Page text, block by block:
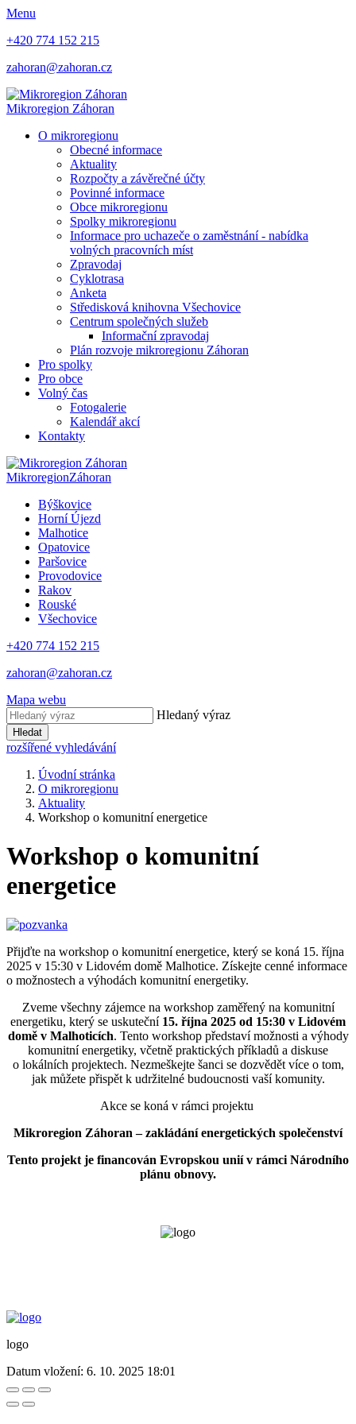
Menu
+420 774 152 215
zahoran@zahoran.cz
Mikroregion Záhoran
O mikroregionu
Obecné informace
Aktuality
Rozpočty a závěrečné účty
Povinné informace
Obce mikroregionu
Spolky mikroregionu
Informace pro uchazeče o zaměstnání - nabídka
volných pracovních míst
Zpravodaj
Cyklotrasa
Anketa
Středisková knihovna Všechovice
Centrum společných služeb
Informační zpravodaj
Plán rozvoje mikroregionu Záhoran
Pro spolky
Pro obce
Volný čas
Fotogalerie
Kalendář akcí
Kontakty
MikroregionZáhoran
Býškovice
Horní Újezd
Malhotice
Opatovice
Paršovice
Provodovice
Rakov
Rouské
Všechovice
+420 774 152 215
zahoran@zahoran.cz
Mapa webu
Hledaný výraz
Hledat
rozšířené vyhledávání
Úvodní stránka
O mikroregionu
Aktuality
Workshop o komunitní energetice
Workshop o komunitní
energetice
Přijďte na workshop o komunitní energetice, který se koná 15. října
2025 v 15:30 v Lidovém domě Malhotice. Získejte cenné informace
o možnostech a výhodách komunitní energetiky.
Zveme všechny zájemce na workshop zaměřený na komunitní
energetiku, který se uskuteční 15. října 2025 od 15:30 v Lidovém
domě v Malhoticích. Tento workshop představí možnosti a výhody
komunitní energetiky, včetně praktických příkladů a diskuse
o lokálních projektech. Nezmeškejte šanci se dozvědět více o tom,
jak můžete přispět k udržitelné budoucnosti vaší komunity.
Akce se koná v rámci projektu
Mikroregion Záhoran – zakládání energetických společenství
Tento projekt je financován Evropskou unií v rámci Národního
plánu obnovy.
logo
Datum vložení: 6. 10. 2025 18:01